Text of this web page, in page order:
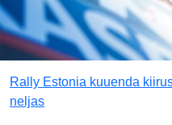
Rally Estonia kuuenda
neljas